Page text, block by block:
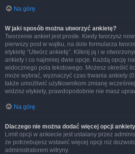
Na górę
W jaki sposób można utworzyć ankietę?
Tworzenie ankiet jest proste. Kiedy tworzysz
pierwszy post w wątku, na dole formularza
etykietę “Utwórz ankietę”. Kliknij ją i w
ankiety i co najmniej dwie opcje. Każdą opcję
widocznego pola tekstowego. Możesz określić
może wybrać, wyznaczyć czas trwania ankiety
także umożliwić użytkownikom zmianę
widzisz etykiety, prawdopodobnie nie masz
Na górę
Dlaczego nie można dodać więcej opcji
Limit opcji w ankiecie jest ustalany przez
że potrzebujesz wstawić więcej opcji niż
administratorem witryny.